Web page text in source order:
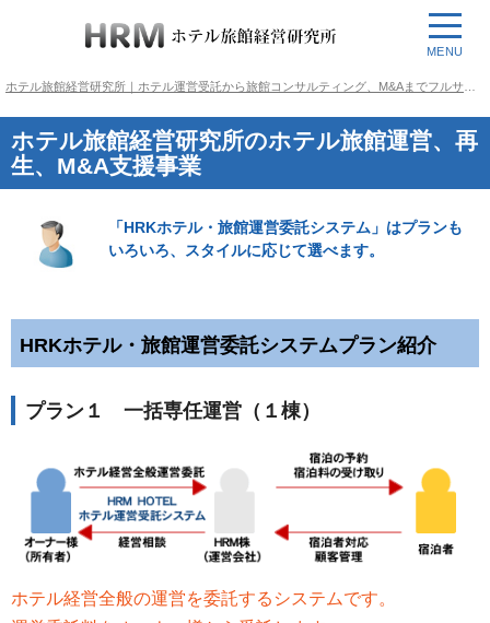
MENU
ホテル旅館経営研究所のホテル旅館運営、再
生、M&A支援事業
「HRKホテル・旅館運営委託システム」はプランも
いろいろ、スタイルに応じて選べます。
HRKホテル・旅館運営委託システムプラン紹介
プラン１ 一括専任運営（１棟）
ホテル経営全般の運営を委託するシステムです。